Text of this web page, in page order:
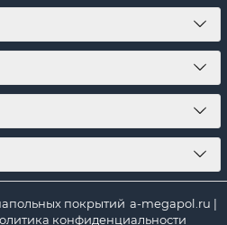
покрытий a-megapol.ru |
конфиденциальности